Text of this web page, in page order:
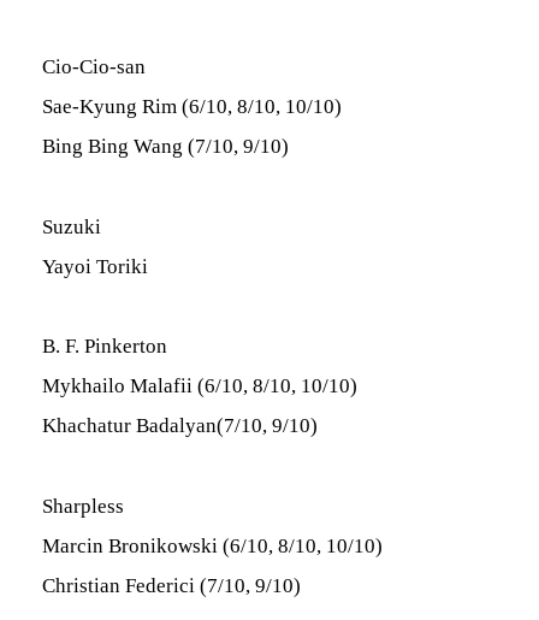
Cio-Cio-san
Sae-Kyung Rim (6/10, 8/10, 10/10)
Bing Bing Wang (7/10, 9/10)
Suzuki
Yayoi Toriki
B. F. Pinkerton
Mykhailo Malafii (6/10, 8/10, 10/10)
Khachatur Badalyan(7/10, 9/10)
Sharpless
Marcin Bronikowski (6/10, 8/10, 10/10)
Christian Federici (7/10, 9/10)